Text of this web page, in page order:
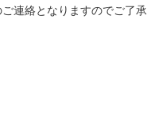
連絡となりますのでご了承